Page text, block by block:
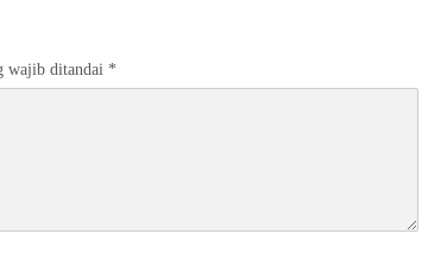
wajib ditandai *